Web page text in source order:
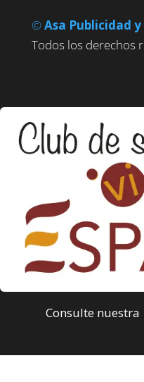
©Asa Publicidad
Todos los derechos
Consulte nuestra